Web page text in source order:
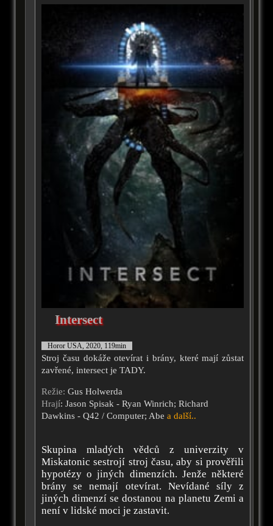
Intersect
Horor USA, 2020, 119min
Stroj času dokáže otevírat i brány, které mají zůstat
zavřené, intersect je TADY.
Režie: Gus Holwerda
Hrají: Jason Spisak - Ryan Winrich; Richard
Dawkins - Q42 / Computer; Abe a další..
Skupina mladých vědců z univerzity v
Miskatonic sestrojí stroj času, aby si prověřili
hypotézy o jiných dimenzích. Jenže některé
brány se nemají otevírat. Nevídané síly z
jiných dimenzí se dostanou na planetu Zemi a
není v lidské moci je zastavit.